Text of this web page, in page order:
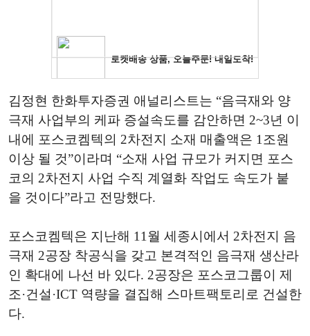
김정현 한화투자증권 애널리스트는 “음극재와 양
극재 사업부의 케파 증설속도를 감안하면 2~3년 이
내에 포스코켐텍의 2차전지 소재 매출액은 1조원
이상 될 것”이라며 “소재 사업 규모가 커지면 포스
코의 2차전지 사업 수직 계열화 작업도 속도가 붙
을 것이다”라고 전망했다.
포스코켐텍은 지난해 11월 세종시에서 2차전지 음
극재 2공장 착공식을 갖고 본격적인 음극재 생산라
인 확대에 나선 바 있다. 2공장은 포스코그룹이 제
조·건설·ICT 역량을 결집해 스마트팩토리로 건설한
다.